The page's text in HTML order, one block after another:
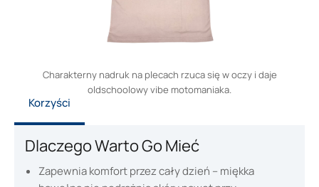
Charakterny nadruk na plecach rzuca się w oczy i daje
oldschoolowy vibe motomaniaka.
Korzyści
Dlaczego Warto Go Mieć
Zapewnia komfort przez cały dzień – miękka